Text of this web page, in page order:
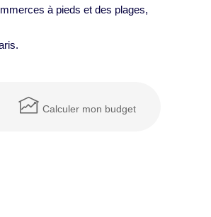
à pieds et des plages,
Calculer mon budget